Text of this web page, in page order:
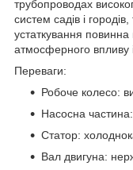
трубопроводах
систем садів і
устаткування
атмосферного впливу
Переваги:
Робоче колесо:
Насосна
Статор:
Вал двигуна: